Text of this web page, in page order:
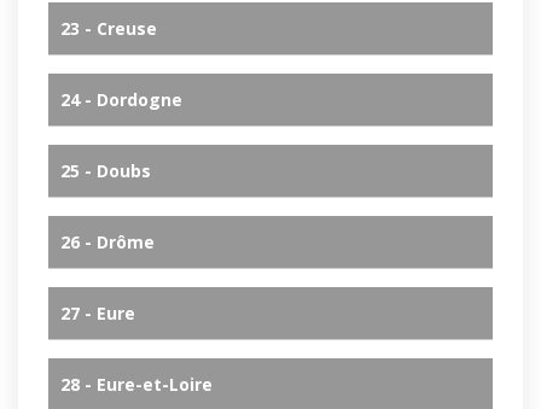
23 - Creuse
24 - Dordogne
25 - Doubs
26 - Drôme
27 - Eure
28 - Eure-et-Loire